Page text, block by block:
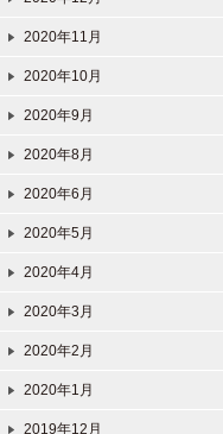
2020年11月
2020年10月
2020年9月
2020年8月
2020年6月
2020年5月
2020年4月
2020年3月
2020年2月
2020年1月
2019年12月